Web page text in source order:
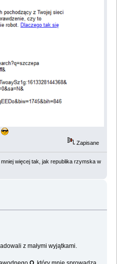
Zapisane
więcej tak, jak republika rzymska w
z małymi wyjątkami.